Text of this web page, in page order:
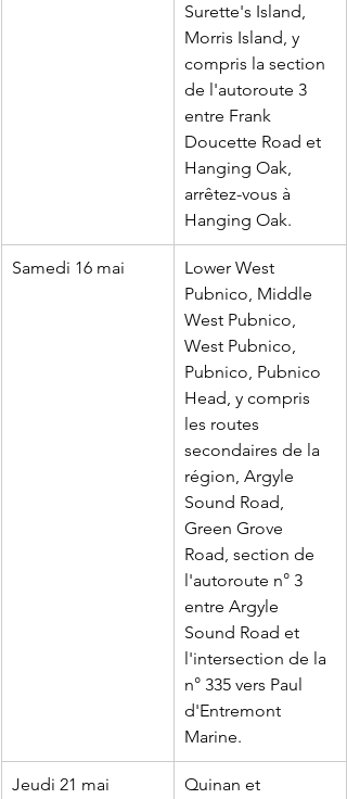
Surette's Island,
Morris Island, y
compris la section
de l'autoroute 3
entre Frank
Doucette Road et
Hanging Oak,
arrêtez-vous à
Hanging Oak.
Samedi 16 mai
Lower West
Pubnico, Middle
West Pubnico,
West Pubnico,
Pubnico, Pubnico
Head, y compris
les routes
secondaires de la
région, Argyle
Sound Road,
Green Grove
Road, section de
l'autoroute n° 3
entre Argyle
Sound Road et
l'intersection de la
n° 335 vers Paul
d'Entremont
Marine.
Jeudi 21 mai
Quinan et